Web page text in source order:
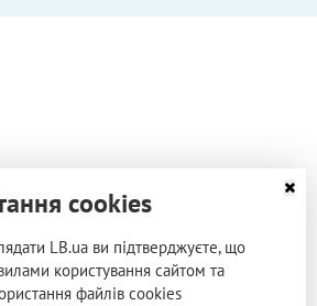
cookies
LB.ua ви підтверджуєте, що
користування сайтом та
файлів cookies